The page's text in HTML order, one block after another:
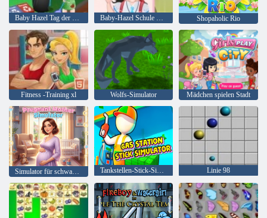
Baby Hazel Tag der Erde Baby-Hazel Schule Hygiene Shopaholic Rio
Fitness -Training xl Wolfs-Simulator Mädchen spielen Stadt
Tankstellen-Stick-Simulator Linie 98